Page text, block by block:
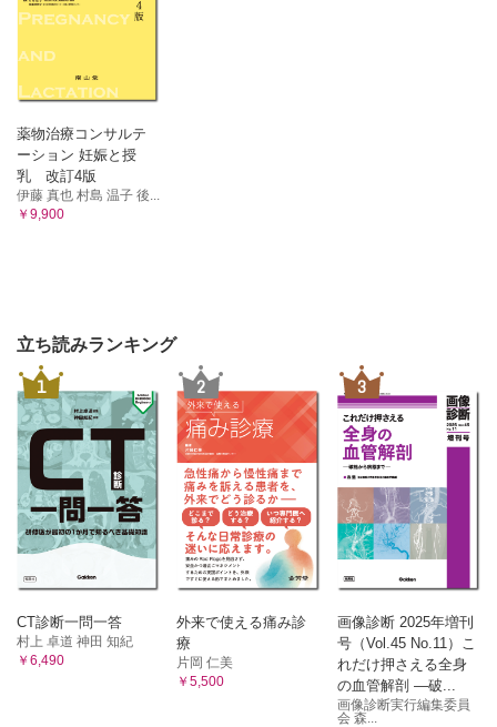
薬物治療コンサルテ
ーション 妊娠と授
乳 改訂4版
伊藤 真也 村島 温子 後...
￥9,900
立ち読みランキング
1
CT診断一問一答
村上 卓道 神田 知紀
￥6,490
2
外来で使える痛み診
療
片岡 仁美
￥5,500
3
画像診断 2025年増刊
号（Vol.45 No.11）こ
れだけ押さえる全身
の血管解剖 ―破...
画像診断実行編集委員
会 森...